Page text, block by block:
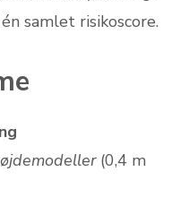
samlet risikoscore.
(0,4 m